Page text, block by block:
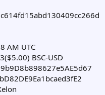
AM UTC
BSC-USD